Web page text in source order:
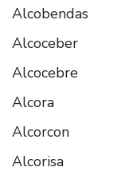
Alcobendas
Alcoceber
Alcocebre
Alcora
Alcorcon
Alcorisa